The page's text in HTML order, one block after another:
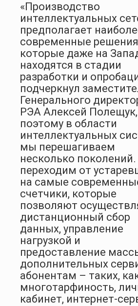
«Производство
интеллектуальных
предполагает
современные
которые даже на
находятся в стадии
разработки и
подчеркнул
Генерального
РЭА Алексей
поэтому в области
интеллектуальных
мы перешагиваем
несколько поколений.
переходим от
на самые
счетчики, которые
позволяют
дистанционный сбор
данных, управление
нагрузкой и
предоставление
дополнительных
абонентам – таких,
многотарфиность,
кабинет, интернет-